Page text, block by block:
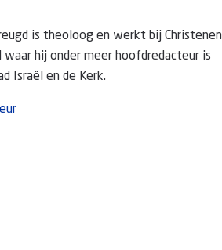
is theoloog en werkt bij Christenen
waar hij onder meer hoofdredacteur is
Israël en de Kerk.